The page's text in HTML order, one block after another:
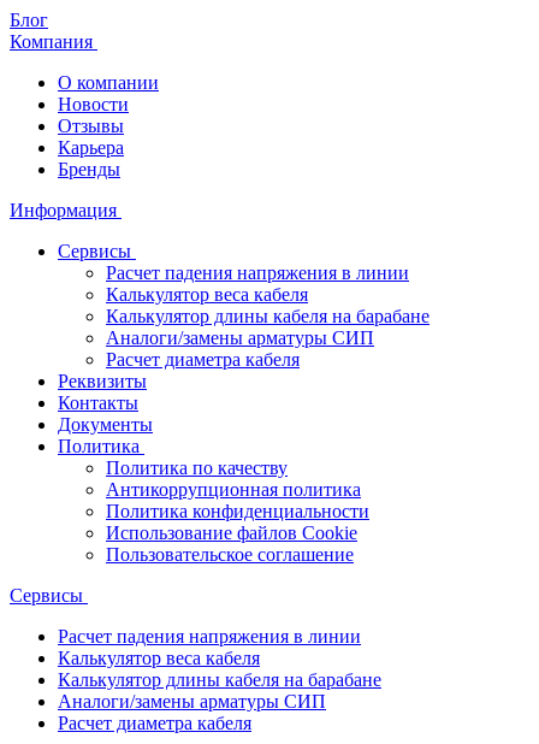
Блог
Компания
О компании
Новости
Отзывы
Карьера
Бренды
Информация
Сервисы
Расчет падения напряжения в линии
Калькулятор веса кабеля
Калькулятор длины кабеля на барабане
Аналоги/замены арматуры СИП
Расчет диаметра кабеля
Реквизиты
Контакты
Документы
Политика
Политика по качеству
Антикоррупционная политика
Политика конфиденциальности
Использование файлов Cookie
Пользовательское соглашение
Сервисы
Расчет падения напряжения в линии
Калькулятор веса кабеля
Калькулятор длины кабеля на барабане
Аналоги/замены арматуры СИП
Расчет диаметра кабеля